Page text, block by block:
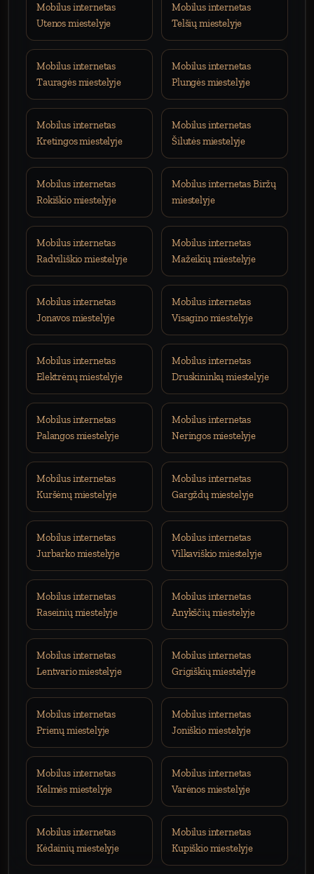
Mobilus internetas
Utenos miestelyje
Mobilus internetas
Telšių miestelyje
Mobilus internetas
Tauragės miestelyje
Mobilus internetas
Plungės miestelyje
Mobilus internetas
Kretingos miestelyje
Mobilus internetas
Šilutės miestelyje
Mobilus internetas
Rokiškio miestelyje
Mobilus internetas Biržų
miestelyje
Mobilus internetas
Radviliškio miestelyje
Mobilus internetas
Mažeikių miestelyje
Mobilus internetas
Jonavos miestelyje
Mobilus internetas
Visagino miestelyje
Mobilus internetas
Elektrėnų miestelyje
Mobilus internetas
Druskininkų miestelyje
Mobilus internetas
Palangos miestelyje
Mobilus internetas
Neringos miestelyje
Mobilus internetas
Kuršėnų miestelyje
Mobilus internetas
Gargždų miestelyje
Mobilus internetas
Jurbarko miestelyje
Mobilus internetas
Vilkaviškio miestelyje
Mobilus internetas
Raseinių miestelyje
Mobilus internetas
Anykščių miestelyje
Mobilus internetas
Lentvario miestelyje
Mobilus internetas
Grigiškių miestelyje
Mobilus internetas
Prienų miestelyje
Mobilus internetas
Joniškio miestelyje
Mobilus internetas
Kelmės miestelyje
Mobilus internetas
Varėnos miestelyje
Mobilus internetas
Kėdainių miestelyje
Mobilus internetas
Kupiškio miestelyje